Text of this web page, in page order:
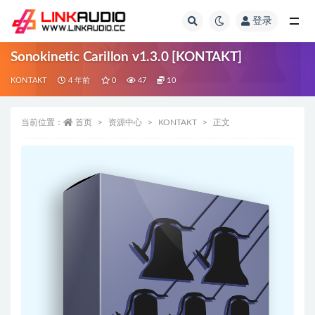
登录
Sonokinetic Carillon v1.3.0 [KONTAKT]
KONTAKT 4 年前 0 47 10
当前位置： 首页 资源中心 KONTAKT 正文